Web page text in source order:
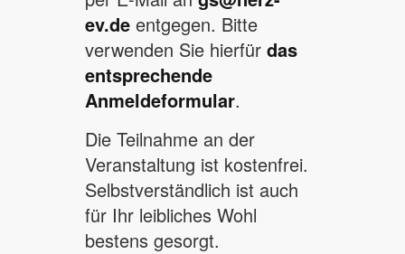
ev.de entgegen. Bitte
verwenden Sie hierfür das
entsprechende
Anmeldeformular.
Die Teilnahme an der
Veranstaltung ist kostenfrei.
Selbstverständlich ist auch
für Ihr leibliches Wohl
bestens gesorgt.